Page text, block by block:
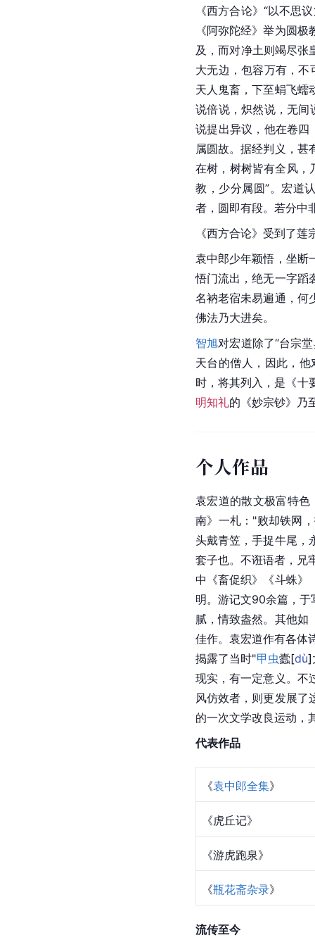
《西方合论》“以不思
《阿弥陀经》举为圆
及，而对净土则竭尽张
大无边，包容万有，不
天人鬼畜，下至蜎飞蠕
说倍说，炽然说，无间
说提出异议，他在卷四
属圆故。据经判义，甚
在树，树树皆有全风，
教，少分属圆”。宏道
者，圆即有段。若分中
《西方合论》受到了
袁中郎少年颖悟，坐断
悟门流出，绝无一字蹈
名衲老宿未易遍通，何
佛法乃大进矣。
智旭对宏道除了“台宗
天台的僧人，因此，他
时，将其列入，是《十
明知礼的《妙宗钞》乃
个人作品
袁宏道的散文极富特
南》一札："败却铁网
头戴青笠，手捉牛尾，
套子也。不诳语者，兄
中《畜促织》《斗蛛》
明。游记文90余篇，
腻，情致盎然。其他如
佳作。袁宏道作有各体
揭露了当时"甲虫蠹[dù]
现实，有一定意义。不
风仿效者，则更发展了
的一次文学改良运动，
代表作品
《袁中郎全集》
《虎丘记》
《游虎跑泉》
《瓶花斋杂录》
流传至今